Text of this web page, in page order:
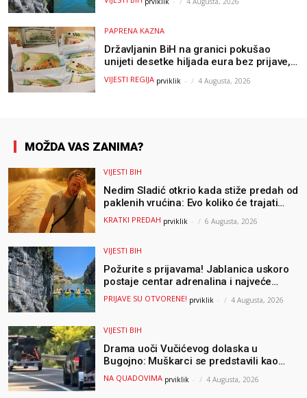
PAPRENA KAZNA
Državljanin BiH na granici pokušao
unijeti desetke hiljada eura bez prijave,
uslijedila “paprena” kazna
VIJESTI REGIJA prviklik - 4 Augusta, 2026
MOŽDA VAS ZANIMA?
VIJESTI BIH
Nedim Sladić otkrio kada stiže predah od
paklenih vrućina: Evo koliko će trajati
osvježenje u BiH
KRATKI PREDAH prviklik - 6 Augusta, 2026
VIJESTI BIH
Požurite s prijavama! Jablanica uskoro
postaje centar adrenalina i najveće
outdoor avanture ovog ljeta
PRIJAVE SU OTVORENE! prviklik - 4 Augusta, 2026
VIJESTI BIH
Drama uoči Vučićevog dolaska u
Bugojno: Muškarci se predstavili kao
osiguranje pa pobjegli u šumu
NA QUADOVIMA prviklik - 4 Augusta, 2026